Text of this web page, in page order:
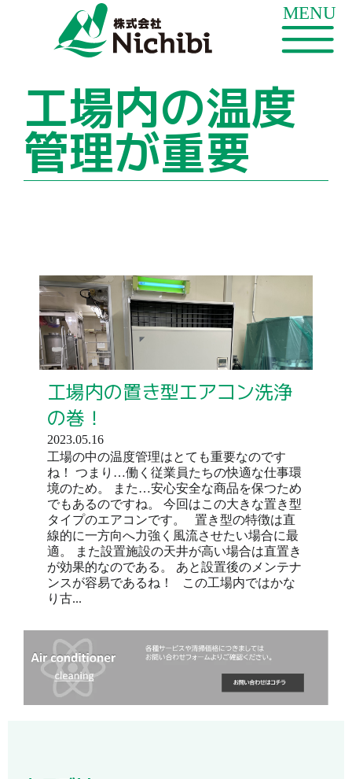
工場内の温度
管理が重要
工場内の置き型エアコン洗浄
の巻！
2023.05.16
工場の中の温度管理はとても重要なのです
ね！ つまり…働く従業員たちの快適な仕事環
境のため。 また…安心安全な商品を保つため
でもあるのですね。 今回はこの大きな置き型
タイプのエアコンです。 置き型の特徴は直
線的に一方向へ力強く風流させたい場合に最
適。 また設置施設の天井が高い場合は直置き
が効果的なのである。 あと設置後のメンテナ
ンスが容易であるね！ この工場内ではかな
り古...